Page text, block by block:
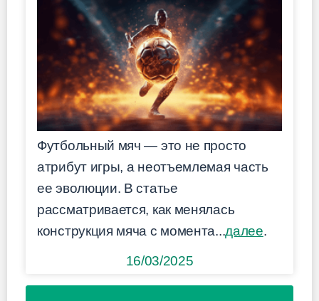
Футбольный мяч — это не просто
атрибут игры, а неотъемлемая часть
ее эволюции. В статье
рассматривается, как менялась
конструкция мяча с момента...далее.
16/03/2025